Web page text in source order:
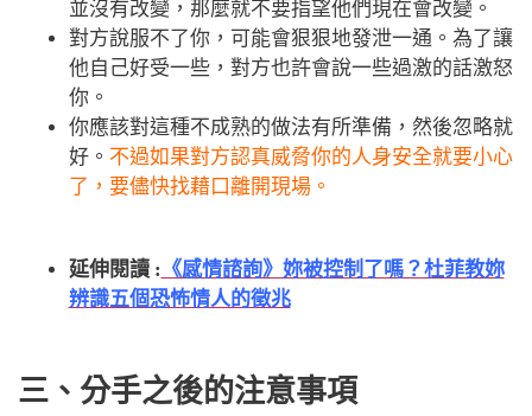
並沒有改變，那麼就不要指望他們現在會改變。
對方說服不了你，可能會狠狠地發泄一通。為了讓
他自己好受一些，對方也許會說一些過激的話激怒
你。
你應該對這種不成熟的做法有所準備，然後忽略就
好。 不過如果對方認真威脅你的人身安全就要小心
了，要儘快找藉口離開現場。
延伸閱讀 : 《感情諮詢》妳被控制了嗎？杜菲教妳
辨識五個恐怖情人的徵兆
三、分手之後的注意事項